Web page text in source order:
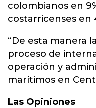
colombianos en
costarricenses en
“De esta manera
proceso de
operación y
marítimos en
Las Opiniones